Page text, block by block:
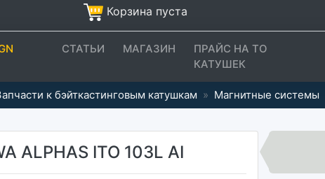
Корзина пуста
СТАТЬИ МАГАЗИН
ПРАЙС НА ТО
КАТУШЕК
к бэйткастинговым катушкам » Магнитные системы
ITO 103L AI